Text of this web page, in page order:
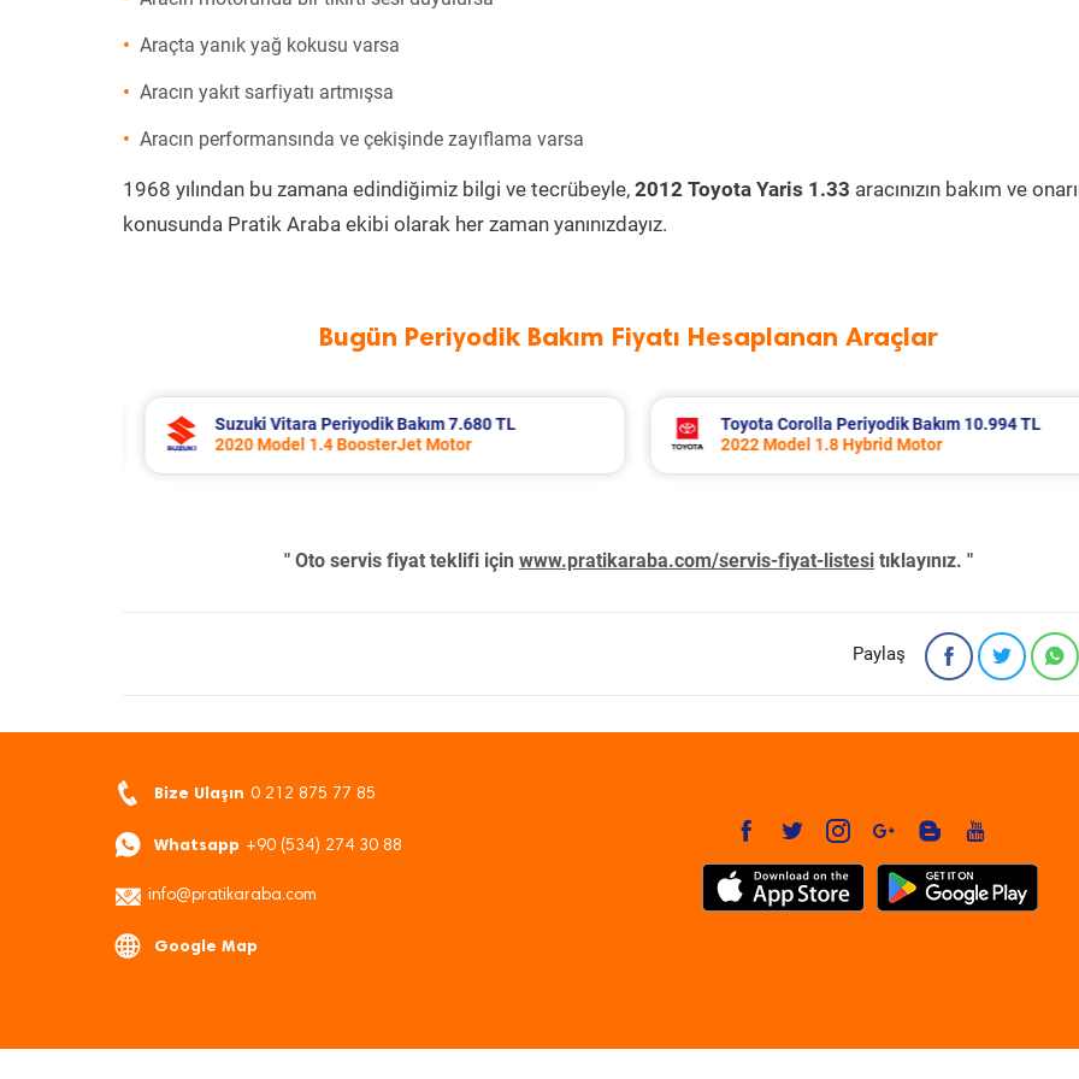
Araçta yanık yağ kokusu varsa
Aracın yakıt sarfiyatı artmışsa
Aracın performansında ve çekişinde zayıflama varsa
1968 yılından bu zamana edindiğimiz bilgi ve tecrübeyle, 2012 Toyota Yaris 1.33 aracınızın bakım ve
konusunda Pratik Araba ekibi olarak her zaman yanınızdayız.
Bugün Periyodik Bakım Fiyatı Hesaplanan Araçlar
Toyota Corolla Periyodik Bakım 10.994 TL
2022 Model 1.8 Hybrid Motor
Volvo Xc60 Periyodik Bakım 10.267 TL
2014 Model 2.0 D4 Motor
" Oto servis fiyat teklifi için www.pratikaraba.com/servis-fiyat-listesi tıklayınız. "
Paylaş
Bize Ulaşın 0 212 875 77 85
Whatsapp +90 (534) 274 30 88
info@pratikaraba.com
Google Map